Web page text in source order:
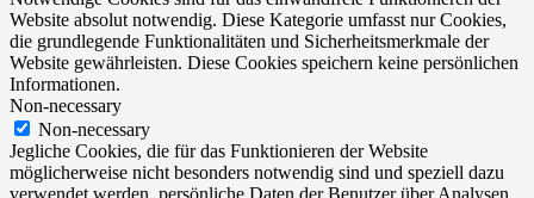
Website absolut notwendig. Diese Kategorie umfasst nur Cookies,
die grundlegende Funktionalitäten und Sicherheitsmerkmale der
Website gewährleisten. Diese Cookies speichern keine persönlichen
Informationen.
Non-necessary
Non-necessary
Jegliche Cookies, die für das Funktionieren der Website
möglicherweise nicht besonders notwendig sind und speziell dazu
verwendet werden, persönliche Daten der Benutzer über Analysen,